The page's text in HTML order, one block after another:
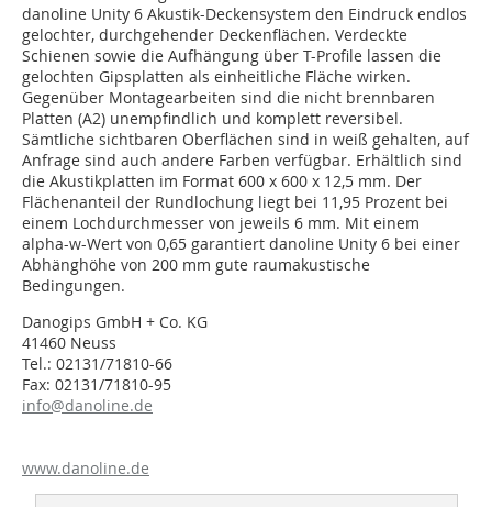
danoline Unity 6 Akustik-Deckensystem den Eindruck endlos
gelochter, durchgehender Deckenflächen. Verdeckte
Schienen sowie die Aufhängung über T-Profile lassen die
gelochten Gipsplatten als einheitliche Fläche wirken.
Gegenüber Montagearbeiten sind die nicht brennbaren
Platten (A2) unempfindlich und komplett reversibel.
Sämtliche sichtbaren Oberflächen sind in weiß gehalten, auf
Anfrage sind auch andere Farben verfügbar. Erhältlich sind
die Akustikplatten im Format 600 x 600 x 12,5 mm. Der
Flächenanteil der Rundlochung liegt bei 11,95 Prozent bei
einem Lochdurchmesser von jeweils 6 mm. Mit einem
alpha-w-Wert von 0,65 garantiert danoline Unity 6 bei einer
Abhänghöhe von 200 mm gute raumakustische
Bedingungen.
Danogips GmbH + Co. KG
41460 Neuss
Tel.: 02131/71810-66
Fax: 02131/71810-95
info@danoline.de
www.danoline.de